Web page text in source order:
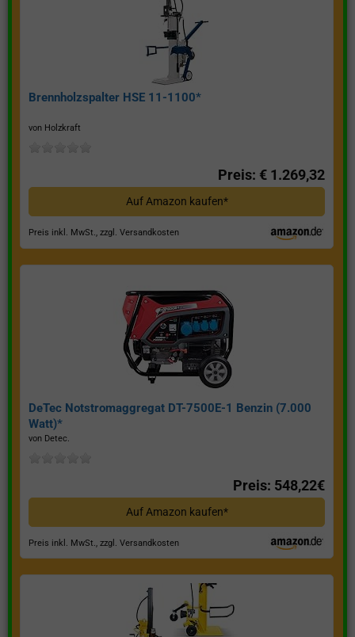
Brennholzspalter HSE 11-1100*
von Holzkraft
Preis: € 1.269,32
Auf Amazon kaufen*
Preis inkl. MwSt., zzgl. Versandkosten
DeTec Notstromaggregat DT-7500E-1 Benzin (7.000
Watt)*
von Detec.
Preis: 548,22€
Auf Amazon kaufen*
Preis inkl. MwSt., zzgl. Versandkosten